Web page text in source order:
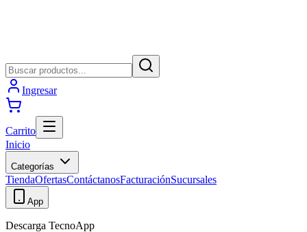
Ingresar
Carrito
Inicio
Categorías
TiendaOfertasContáctanosFacturaciónSucursales
App
Descarga TecnoApp